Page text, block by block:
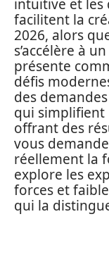
intuitive et les
facilitent la
2026, alors
s’accélère à
présente
défis
des
qui
offrant des
vous
réellement la
explore les
forces et
qui la